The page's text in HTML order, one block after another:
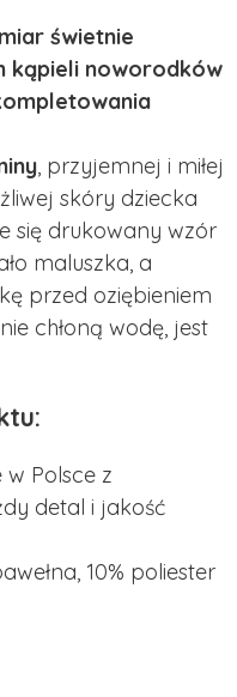
świetnie
kąpieli noworodków
, przyjemnej i miłej
skóry dziecka
się drukowany wzór
maluszka, a
przed oziębieniem
chłoną wodę, jest
w Polsce z
detal i jakość
10% poliester